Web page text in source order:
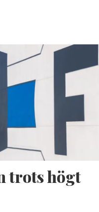
trots högt